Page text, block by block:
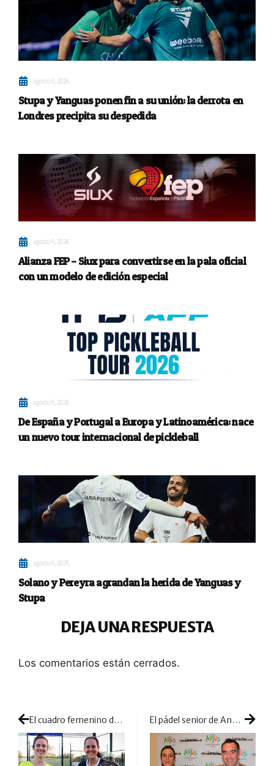
agosto 6, 2026
Stupa y Yanguas ponen fin a su unión: la derrota en
Londres precipita su despedida
agosto 6, 2026
Alianza FEP – Siux para convertirse en la pala oficial
con un modelo de edición especial
agosto 6, 2026
De España y Portugal a Europa y Latinoamérica: nace
un nuevo tour internacional de pickleball
agosto 6, 2026
Solano y Pereyra agrandan la herida de Yanguas y
Stupa
DEJA UNA RESPUESTA
Los comentarios están cerrados.
El cuadro femenino despide a las nº2: se abren las opciones para levantar el título El pádel senior de Andalucía pelea por el máximo título a nivel de equipos de veteranos